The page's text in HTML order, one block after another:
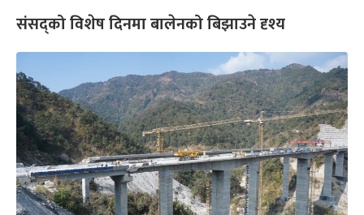
संसद्को विशेष दिनमा बालेनको बिझाउने दृश्य